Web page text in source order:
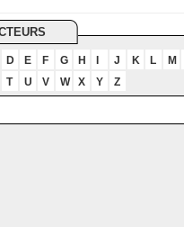
D E F G H J K L M
T
U V W X Y Z